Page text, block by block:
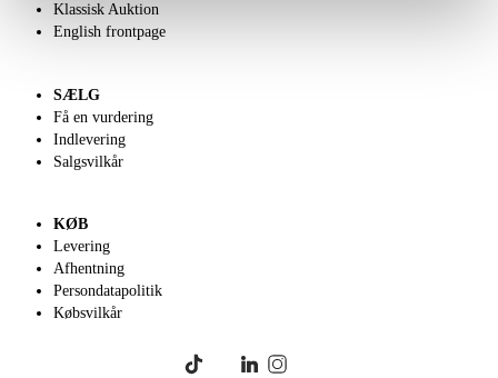
Klassisk Auktion
English frontpage
SÆLG
Få en vurdering
Indlevering
Salgsvilkår
KØB
Levering
Afhentning
Persondatapolitik
Købsvilkår